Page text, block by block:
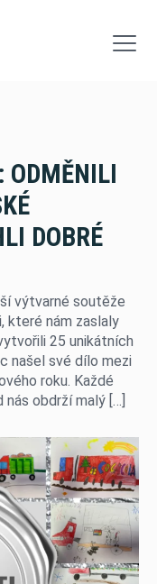
ODMĚNILI
DOBRÉ
výtvarné soutěže
které nám zaslaly
25 unikátních
našel své dílo mezi
roku. Každé
obdrží malý […]